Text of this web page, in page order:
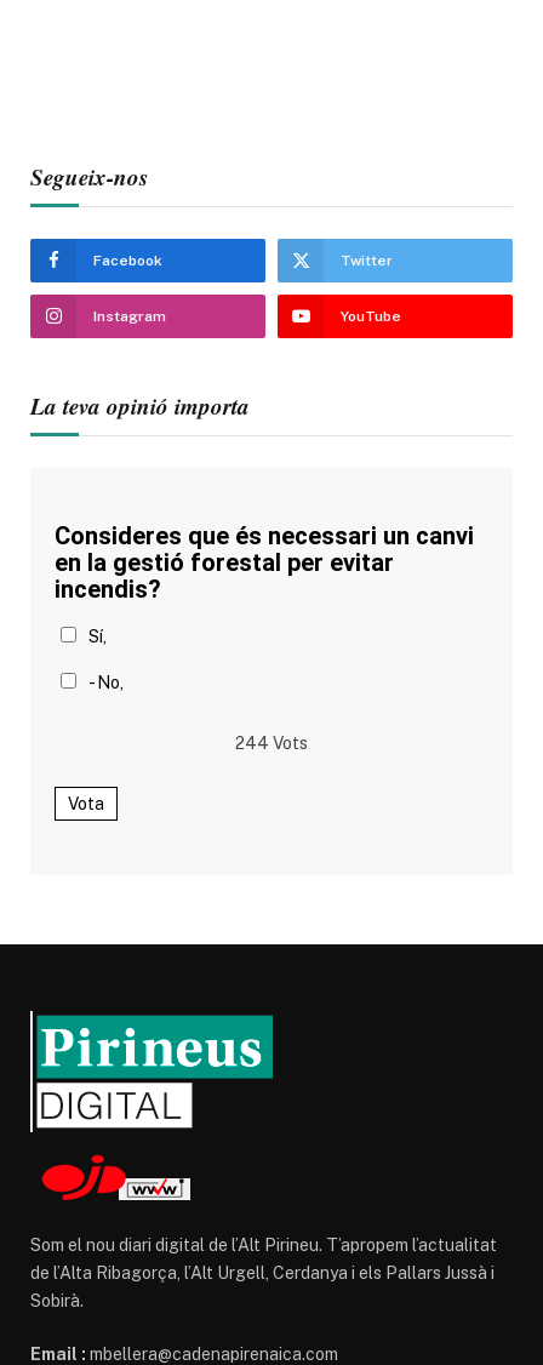
Segueix-nos
Facebook Twitter
Instagram YouTube
La teva opinió importa
Consideres que és necessari un canvi
en la gestió forestal per evitar
incendis?
Sí,
- No,
244 Vots
Vota
Som el nou diari digital de l’Alt Pirineu. T’apropem l’actualitat
de l’Alta Ribagorça, l’Alt Urgell, Cerdanya i els Pallars Jussà i
Sobirà.
Email : mbellera@cadenapirenaica.com